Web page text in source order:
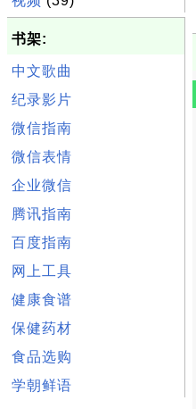
书架:
中文歌曲
纪录影片
微信指南
微信表情
企业微信
腾讯指南
百度指南
网上工具
健康食谱
保健药材
食品选购
学朝鲜语